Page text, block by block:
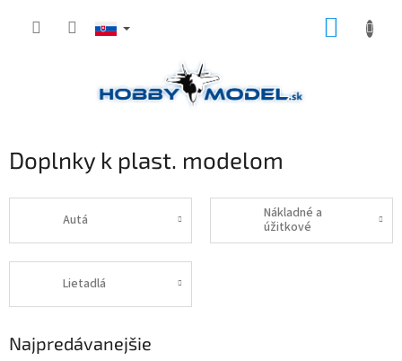
Doplnky k plast. modelom
Autá
Nákladné a
úžitkové
Lietadlá
Najpredávanejšie